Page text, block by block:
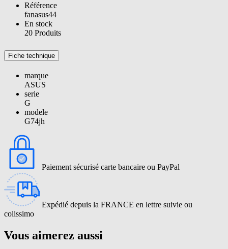
Référence
fanasus44
En stock
20 Produits
Fiche technique
marque
ASUS
serie
G
modele
G74jh
Paiement sécurisé carte bancaire ou PayPal
Expédié depuis la FRANCE en lettre suivie ou
colissimo
Vous aimerez aussi